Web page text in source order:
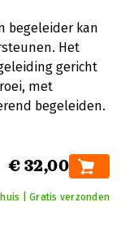
begeleider kan
Het
gericht
met
begeleiden.
€ 32,00
| Gratis verzonden